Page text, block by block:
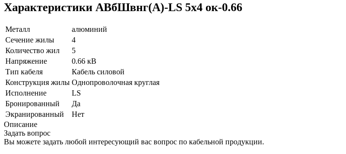
Характеристики АВбШвнг(A)-LS 5х4 ок-0.66
Металл
алюминий
Сечение жилы
4
Количество жил
5
Напряжение
0.66 кВ
Тип кабеля
Кабель силовой
Конструкция жилы Однопроволочная круглая
Исполнение
LS
Бронированный
Да
Экранированный
Нет
Описание
Задать вопрос
Вы можете задать любой интересующий вас вопрос по кабельной продукции.